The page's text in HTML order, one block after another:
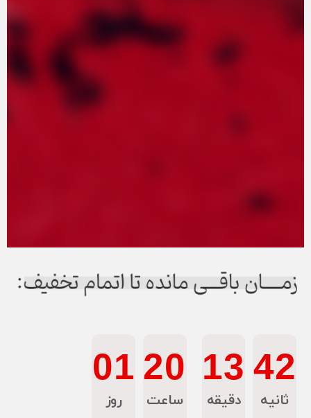
01
روز
20
ساعت
13
دقیقه
41
ثانیه